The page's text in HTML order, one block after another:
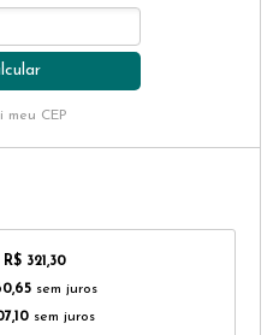
meu CEP
R$ 321,30
sem juros
sem juros